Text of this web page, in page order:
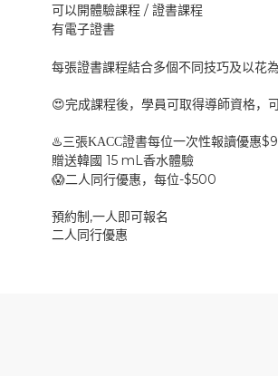
可以開體驗課程 / 證書課程
有電子證書
每張證書課程結合多個不同技巧及以花
😍完成課程後，學員可取得導師資格，
♨️三張KACC證書每位一次性報讀優惠
贈送韓國 15 mL香水體驗
😱二人同行優惠，每位-$500
預約制 ,一人即可報名
二人同行優惠